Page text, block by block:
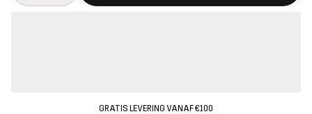
GRATIS LEVERING VANAF €100